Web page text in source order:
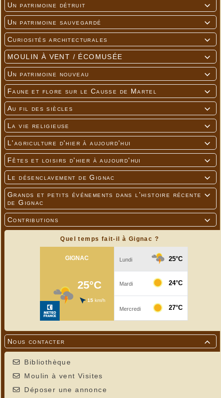

Un patrimoine détruit

Un patrimoine sauvegardé

Curiosités architecturales

MOULIN À VENT / ÉCOMUSÉE

Un patrimoine nouveau

Faune et flore sur le Causse de Martel

Au fil des siècles

La vie religieuse

L'agriculture d'hier à aujourd'hui

Fêtes et loisirs d'hier à aujourd'hui

Le désenclavement de Gignac

Grands et petits événements dans l'histoire récente
de Gignac

Contributions
Quel temps fait-il à Gignac ?

Nous contacter
Bibliothèque
Moulin à vent Visites
Déposer une annonce